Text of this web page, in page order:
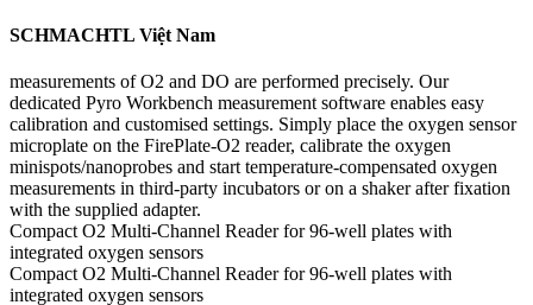
SCHMACHTL Việt Nam
measurements of O2 and DO are performed precisely. Our
dedicated Pyro Workbench measurement software enables easy
calibration and customised settings. Simply place the oxygen sensor
microplate on the FirePlate-O2 reader, calibrate the oxygen
minispots/nanoprobes and start temperature-compensated oxygen
measurements in third-party incubators or on a shaker after fixation
with the supplied adapter.
Compact O2 Multi-Channel Reader for 96-well plates with
integrated oxygen sensors
Compact O2 Multi-Channel Reader for 96-well plates with
integrated oxygen sensors